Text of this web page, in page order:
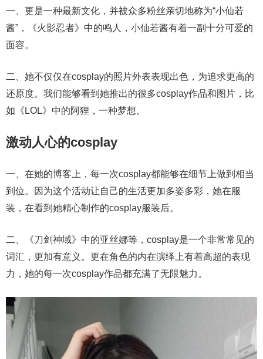
一、更是一种最新文化，并被众多粉丝亲切地称为“小仙若
酱”，《火影忍者》中的鸣人，小仙若酱有着一副十分可爱的
面容。
二、她不仅仅在cosplay的照片外表表现出色，为追求更高的
还原度。我们能够看到她推出的很多cosplay作品和图片，比
如《LOL》中的阿狸，一种梦想。
激动人心的cosplay
一、在她的博客上，每一次cosplay都能够在细节上做到相当
到位。因为这个活动让自己的生活更加多姿多彩，她在服
装，在看到她精心制作的cosplay服装后。
二、《刀剑神域》中的亚丝娜等，cosplay是一个非常常见的
词汇，更加有意义。更在角色的内在演绎上有着高超的表现
力，她的每一次cosplay作品都充满了无限魅力。